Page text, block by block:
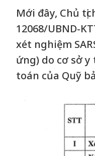
vừa
lớn
Mới đây, Chủ
12068/UBND-
xét nghiệm
ứng) do cơ sở
toán của Quỹ